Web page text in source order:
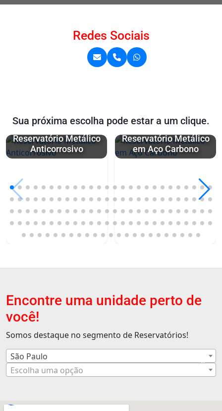
Redes Sociais
Sua próxima escolha pode estar a um clique.
Reservatório Metálico
Anticorrosivo
Reservatório Metálico
em Aço Carbono
Encontre uma unidade perto de
você!
Somos destaque no segmento de Reservatórios!
×
São Paulo
Escolha uma opção